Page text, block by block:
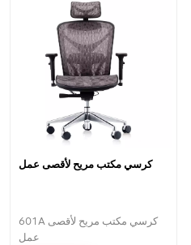
كرسي مكتب مريح لأقصى عمل
601A كرسي مكتب مريح لأقصى
عمل